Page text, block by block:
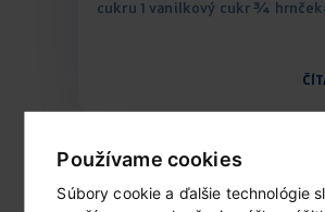
Používame cookies
Súbory cookie a ďalšie technológie
cukru 1 vanilkový cukr ¾